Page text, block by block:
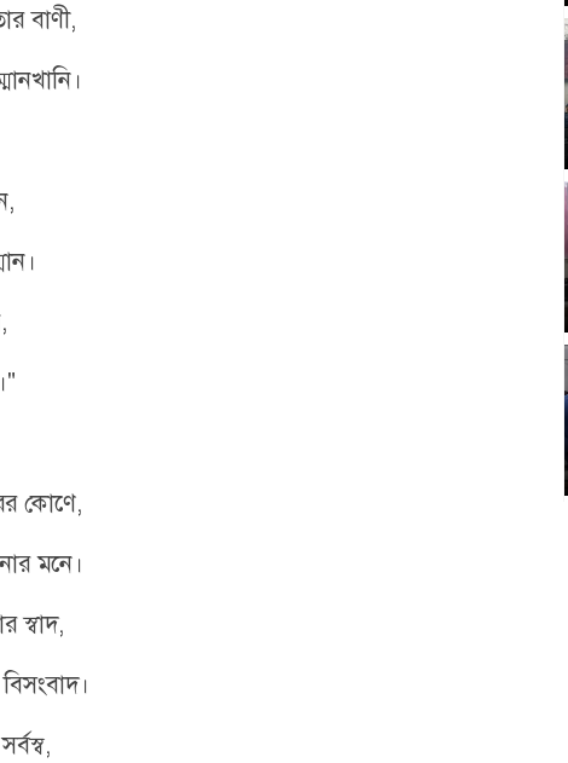
বাণী,
কোণে,
মনে।
স্বাদ,